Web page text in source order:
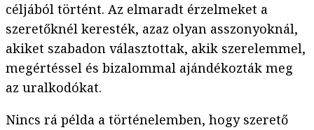
céljából történt. Az elmaradt érzelmeket a
szeretőknél keresték, azaz olyan asszonyoknál,
akiket szabadon választottak, akik szerelemmel,
megértéssel és bizalommal ajándékozták meg
az uralkodókat.
Nincs rá példa a történelemben, hogy szerető